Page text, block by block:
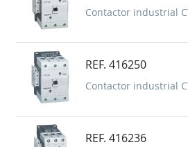
Contactor industrial
REF. 416250
Contactor industrial
REF. 416236